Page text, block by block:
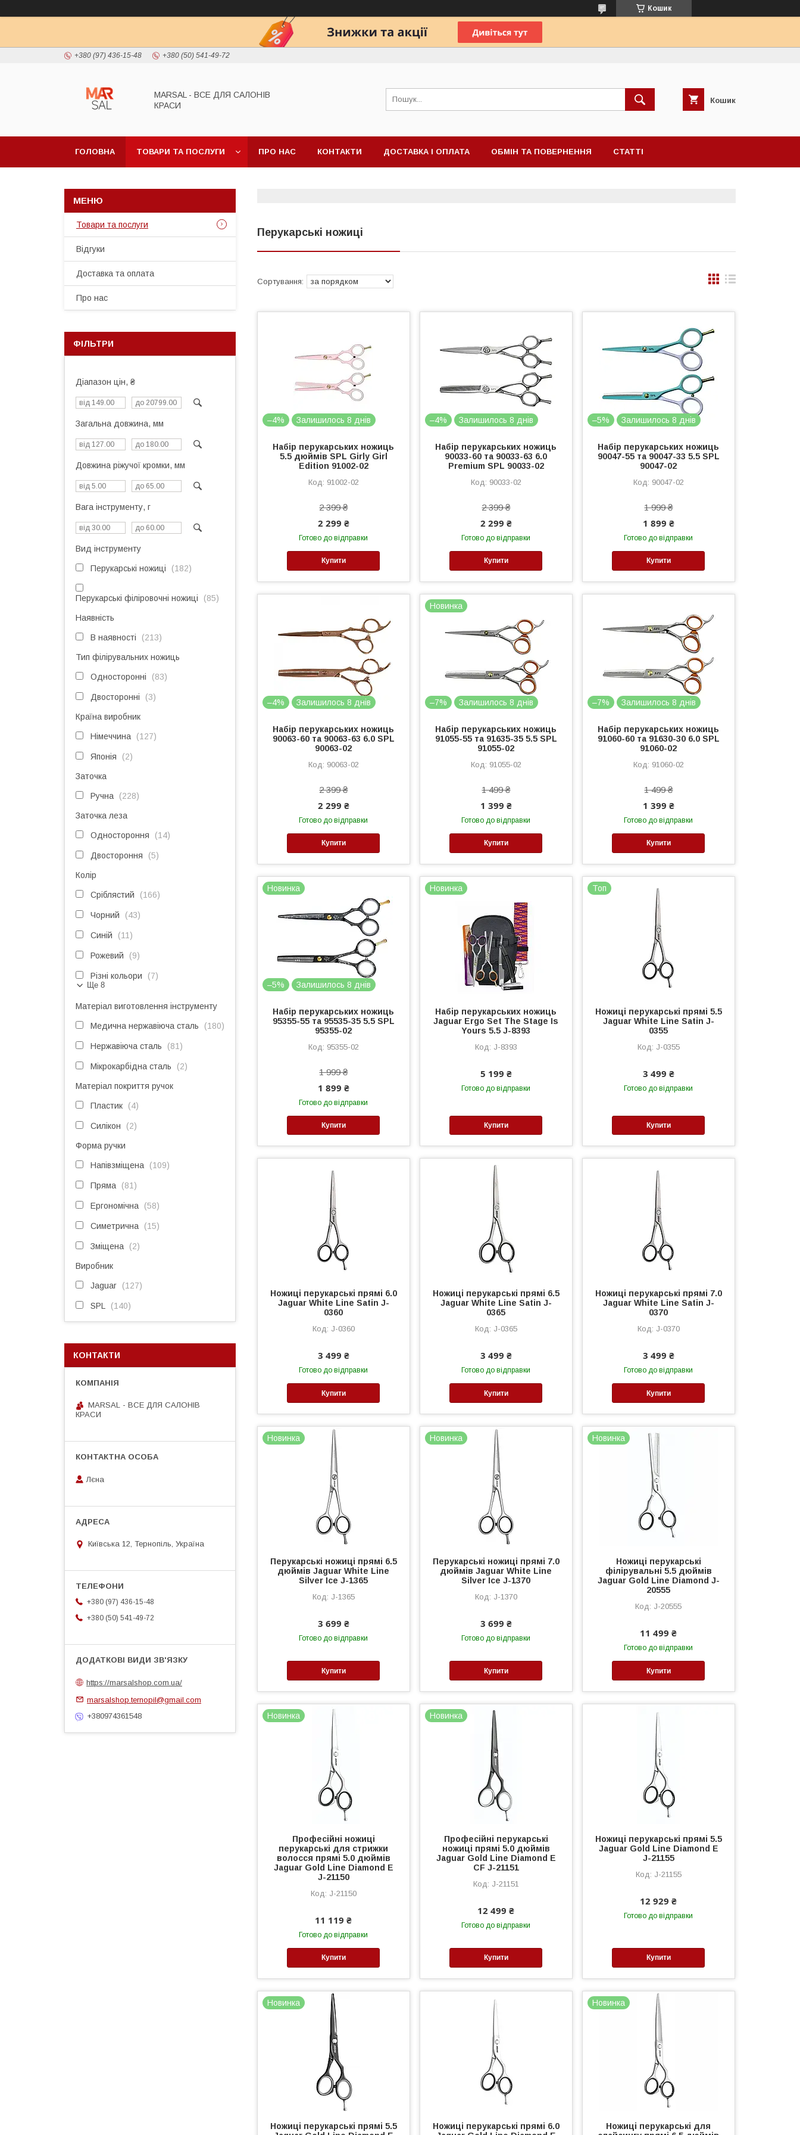
Кошик
+380 (97) 436-15-48 +380 (50) 541-49-72
MARSAL - ВСЕ ДЛЯ САЛОНІВ
КРАСИ
Кошик
ГОЛОВНА ТОВАРИ ТА ПОСЛУГИ ПРО НАС КОНТАКТИ ДОСТАВКА І ОПЛАТА ОБМІН ТА ПОВЕРНЕННЯ СТАТТІ
Перукарські ножиці
–4% Залишилось 8 днів
Набір перукарських ножиць
5.5 дюймів SPL Girly Girl
Edition 91002-02
91002-02
2 399 ₴
2 299 ₴
Готово до відправки
Купити
–4% Залишилось 8 днів
Набір перукарських ножиць
90033-60 та 90033-63 6.0
Premium SPL 90033-02
90033-02
2 399 ₴
2 299 ₴
Готово до відправки
Купити
–5% Залишилось 8 днів
Набір перукарських ножиць
90047-55 та 90047-33 5.5 SPL
90047-02
90047-02
1 999 ₴
1 899 ₴
Готово до відправки
Купити
–4% Залишилось 8 днів
Набір перукарських ножиць
90063-60 та 90063-63 6.0 SPL
90063-02
90063-02
2 399 ₴
2 299 ₴
Готово до відправки
Купити
Новинка
–7% Залишилось 8 днів
Набір перукарських ножиць
91055-55 та 91635-35 5.5 SPL
91055-02
91055-02
1 499 ₴
1 399 ₴
Готово до відправки
Купити
–7% Залишилось 8 днів
Набір перукарських ножиць
91060-60 та 91630-30 6.0 SPL
91060-02
91060-02
1 499 ₴
1 399 ₴
Готово до відправки
Купити
Новинка
–5% Залишилось 8 днів
Набір перукарських ножиць
95355-55 та 95535-35 5.5 SPL
95355-02
95355-02
1 999 ₴
1 899 ₴
Готово до відправки
Купити
Новинка
Набір перукарських ножиць
Jaguar Ergo Set The Stage Is
Yours 5.5 J-8393
J-8393
5 199 ₴
Готово до відправки
Купити
Топ
Ножиці перукарські прямі 5.5
Jaguar White Line Satin J-
0355
J-0355
3 499 ₴
Готово до відправки
Купити
Ножиці перукарські прямі 6.0
Jaguar White Line Satin J-
0360
J-0360
3 499 ₴
Готово до відправки
Купити
Ножиці перукарські прямі 6.5
Jaguar White Line Satin J-
0365
J-0365
3 499 ₴
Готово до відправки
Купити
Ножиці перукарські прямі 7.0
Jaguar White Line Satin J-
0370
J-0370
3 499 ₴
Готово до відправки
Купити
Новинка
Перукарські ножиці прямі 6.5
дюймів Jaguar White Line
Silver Ice J-1365
J-1365
3 699 ₴
Готово до відправки
Купити
Новинка
Перукарські ножиці прямі 7.0
дюймів Jaguar White Line
Silver Ice J-1370
J-1370
3 699 ₴
Готово до відправки
Купити
Новинка
Ножиці перукарські
філірувальні 5.5 дюймів
Jaguar Gold Line Diamond J-
20555
J-20555
11 499 ₴
Готово до відправки
Купити
Новинка
Професійні ножиці
перукарські для стрижки
волосся прямі 5.0 дюймів
Jaguar Gold Line Diamond E
J-21150
J-21150
11 119 ₴
Готово до відправки
Купити
Новинка
Професійні перукарські
ножиці прямі 5.0 дюймів
Jaguar Gold Line Diamond E
CF J-21151
J-21151
12 499 ₴
Готово до відправки
Купити
Ножиці перукарські прямі 5.5
Jaguar Gold Line Diamond E
J-21155
J-21155
12 929 ₴
Готово до відправки
Купити
Новинка
Ножиці перукарські прямі 5.5
Ножиці перукарські прямі 6.0
Новинка
Ножиці перукарські для
Товари та послуги
Відгуки
Доставка та оплата
Про нас
ФІЛЬТРИ
Діапазон цін, ₴
Загальна довжина, мм
Довжина ріжучої кромки, мм
Вага інструменту, г
Вид інструменту
Перукарські ножиці 182
Перукарські філіровочні ножиці 85
Наявність
В наявності 213
Тип філірувальних ножиць
Односторонні 83
Двосторонні 3
Країна виробник
Німеччина 127
Японія 2
Заточка
Ручна 228
Заточка леза
Одностороння 14
Двостороння 5
Колір
Сріблястий 166
Чорний 43
Синій 11
Рожевий 9
Різні кольори 7
Ще 8
Матеріал виготовлення інструменту
Медична нержавіюча сталь 180
Нержавіюча сталь 81
Мікрокарбідна сталь 2
Матеріал покриття ручок
Пластик 4
Силікон 2
Форма ручки
Напівзміщена 109
Пряма 81
Ергономічна 58
Симетрична 15
Зміщена 2
Виробник
Jaguar 127
SPL 140
КОНТАКТИ
MARSAL - ВСЕ ДЛЯ САЛОНІВ
КРАСИ
Лєна
Київська 12, Тернопіль, Україна
+380 (97) 436-15-48
+380 (50) 541-49-72
https://marsalshop.com.ua/
marsalshop.ternopil@gmail.com
+380974361548